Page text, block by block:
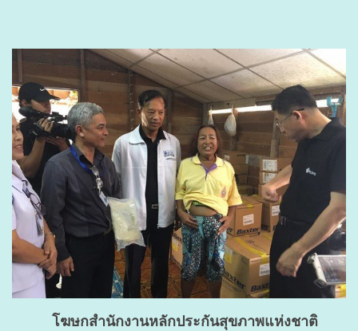
โฆษกสำนักงานหลักประกันสุขภาพแห่งชาติ